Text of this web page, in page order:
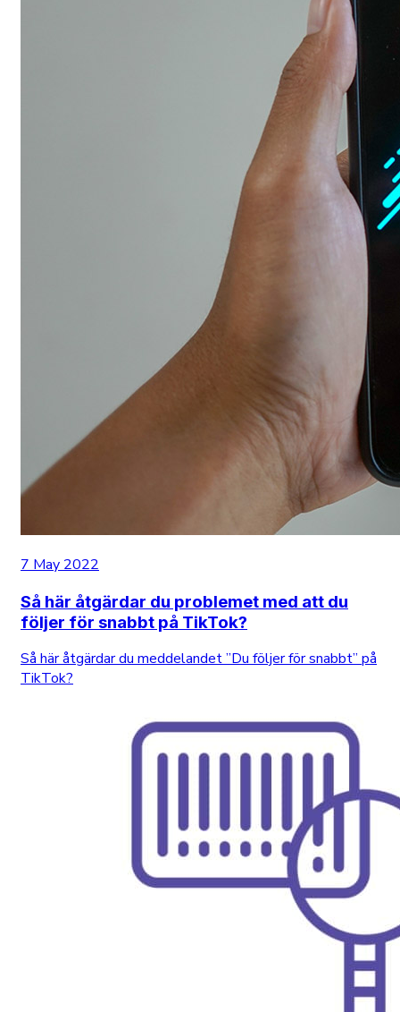
7 May 2022
Så här åtgärdar du problemet med att du
följer för snabbt på TikTok?
Så här åtgärdar du meddelandet ”Du följer för snabbt” på
TikTok?